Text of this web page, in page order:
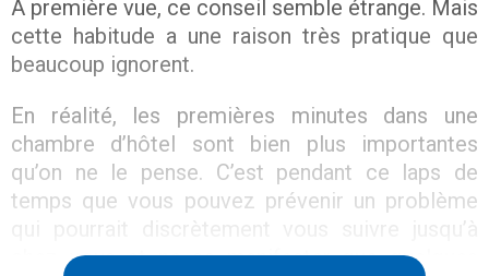
À première vue, ce conseil semble étrange. Mais
cette habitude a une raison très pratique que
beaucoup ignorent.
En réalité, les premières minutes dans une
chambre d’hôtel sont bien plus importantes
qu’on ne le pense. C’est pendant ce laps de
temps que vous pouvez prévenir un problème
chez vous et ne se manifester que quelques